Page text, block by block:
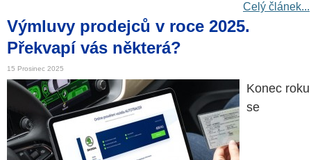
Celý článek...
Výmluvy prodejců v roce 2025.
Překvapí vás některá?
15 Prosinec 2025
Konec roku
se